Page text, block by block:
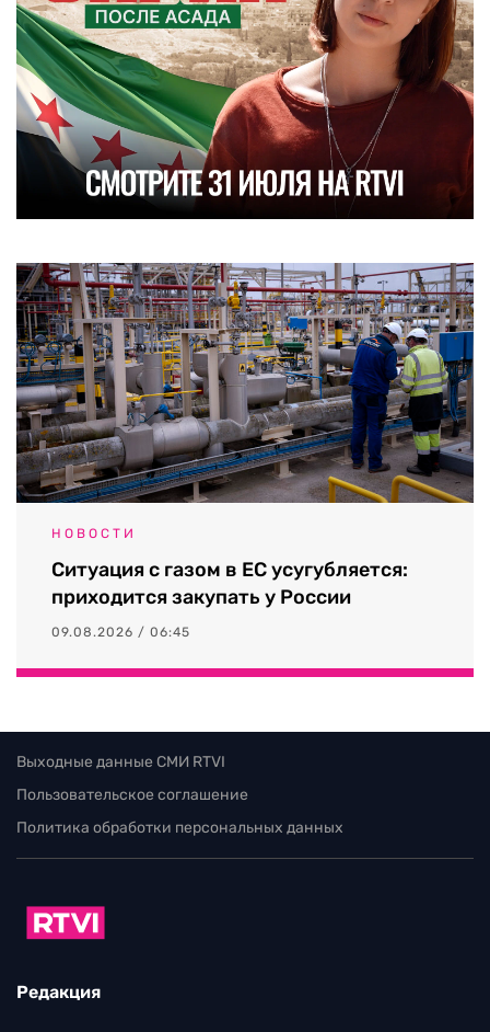
НОВОСТИ
Ситуация с газом в ЕС усугубляется:
приходится закупать у России
09.08.2026 / 06:45
Выходные данные СМИ RTVI
Пользовательское соглашение
Политика обработки персональных данных
Редакция